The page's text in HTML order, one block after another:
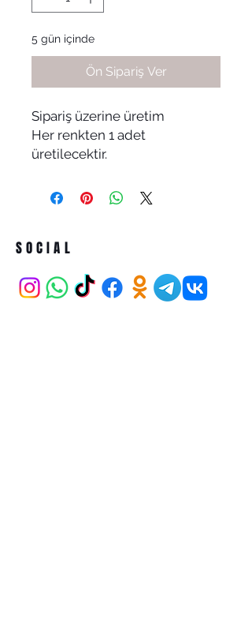
5 gün içinde
Ön Sipariş Ver
Sipariş üzerine üretim
Her renkten 1 adet
üretilecektir.
SOCIAL